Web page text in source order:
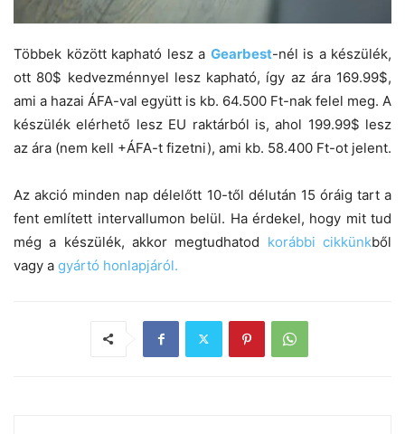
Többek között kapható lesz a Gearbest-nél is a készülék,
ott 80$ kedvezménnyel lesz kapható, így az ára 169.99$,
ami a hazai ÁFA-val együtt is kb. 64.500 Ft-nak felel meg. A
készülék elérhető lesz EU raktárból is, ahol 199.99$ lesz
az ára (nem kell +ÁFA-t fizetni), ami kb. 58.400 Ft-ot jelent.
Az akció minden nap délelőtt 10-től délután 15 óráig tart a
fent említett intervallumon belül. Ha érdekel, hogy mit tud
még a készülék, akkor megtudhatod korábbi cikkünkből
vagy a gyártó honlapjáról.